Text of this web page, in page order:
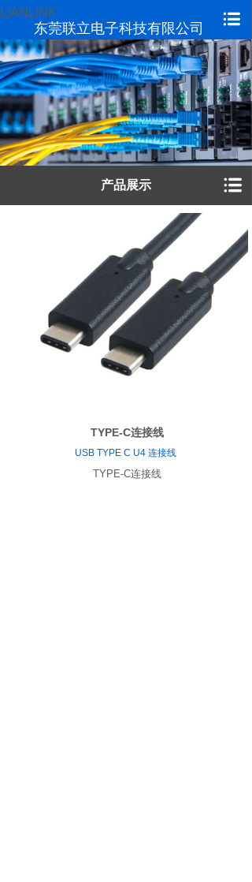
产品展示
TYPE-C连接线
USB TYPE C U4 连接线
TYPE-C连接线
东莞联立电子科技有限公司
LIANLINK